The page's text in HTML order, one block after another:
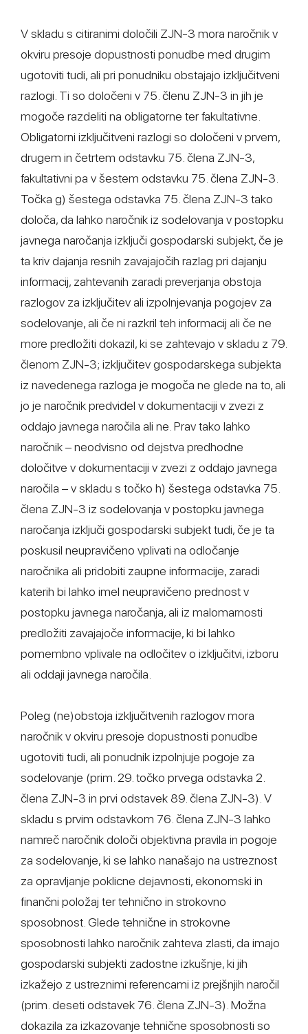
V skladu s citiranimi določili ZJN-3 mora naročnik v
okviru presoje dopustnosti ponudbe med drugim
ugotoviti tudi, ali pri ponudniku obstajajo izključitveni
razlogi. Ti so določeni v 75. členu ZJN-3 in jih je
mogoče razdeliti na obligatorne ter fakultativne.
Obligatorni izključitveni razlogi so določeni v prvem,
drugem in četrtem odstavku 75. člena ZJN-3,
fakultativni pa v šestem odstavku 75. člena ZJN-3.
Točka g) šestega odstavka 75. člena ZJN-3 tako
določa, da lahko naročnik iz sodelovanja v postopku
javnega naročanja izključi gospodarski subjekt, če je
ta kriv dajanja resnih zavajajočih razlag pri dajanju
informacij, zahtevanih zaradi preverjanja obstoja
razlogov za izključitev ali izpolnjevanja pogojev za
sodelovanje, ali če ni razkril teh informacij ali če ne
more predložiti dokazil, ki se zahtevajo v skladu z 79.
členom ZJN-3; izključitev gospodarskega subjekta
iz navedenega razloga je mogoča ne glede na to, ali
jo je naročnik predvidel v dokumentaciji v zvezi z
oddajo javnega naročila ali ne. Prav tako lahko
naročnik – neodvisno od dejstva predhodne
določitve v dokumentaciji v zvezi z oddajo javnega
naročila – v skladu s točko h) šestega odstavka 75.
člena ZJN-3 iz sodelovanja v postopku javnega
naročanja izključi gospodarski subjekt tudi, če je ta
poskusil neupravičeno vplivati na odločanje
naročnika ali pridobiti zaupne informacije, zaradi
katerih bi lahko imel neupravičeno prednost v
postopku javnega naročanja, ali iz malomarnosti
predložiti zavajajoče informacije, ki bi lahko
pomembno vplivale na odločitev o izključitvi, izboru
ali oddaji javnega naročila.
Poleg (ne)obstoja izključitvenih razlogov mora
naročnik v okviru presoje dopustnosti ponudbe
ugotoviti tudi, ali ponudnik izpolnjuje pogoje za
sodelovanje (prim. 29. točko prvega odstavka 2.
člena ZJN-3 in prvi odstavek 89. člena ZJN-3). V
skladu s prvim odstavkom 76. člena ZJN-3 lahko
namreč naročnik določi objektivna pravila in pogoje
za sodelovanje, ki se lahko nanašajo na ustreznost
za opravljanje poklicne dejavnosti, ekonomski in
finančni položaj ter tehnično in strokovno
sposobnost. Glede tehnične in strokovne
sposobnosti lahko naročnik zahteva zlasti, da imajo
gospodarski subjekti zadostne izkušnje, ki jih
izkažejo z ustreznimi referencami iz prejšnjih naročil
(prim. deseti odstavek 76. člena ZJN-3). Možna
dokazila za izkazovanje tehnične sposobnosti so